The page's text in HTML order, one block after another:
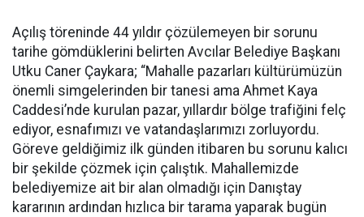
Açılış töreninde 44 yıldır çözülemeyen bir sorunu
tarihe gömdüklerini belirten Avcılar Belediye Başkanı
Utku Caner Çaykara; “Mahalle pazarları kültürümüzün
önemli simgelerinden bir tanesi ama Ahmet Kaya
Caddesi’nde kurulan pazar, yıllardır bölge trafiğini felç
ediyor, esnafımızı ve vatandaşlarımızı zorluyordu.
Göreve geldiğimiz ilk günden itibaren bu sorunu kalıcı
bir şekilde çözmek için çalıştık. Mahallemizde
belediyemize ait bir alan olmadığı için Danıştay
kararının ardından hızlıca bir tarama yaparak bugün